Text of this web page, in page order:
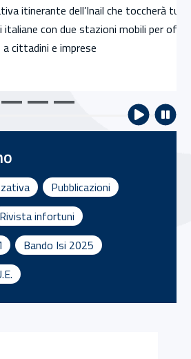
dell’Inail che toccherà tutte le
due stazioni mobili per offrire
imprese
Pubblicazioni
Rivista infortuni
Bando Isi 2025